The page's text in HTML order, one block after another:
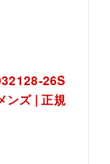
26S
ンズ | 正規